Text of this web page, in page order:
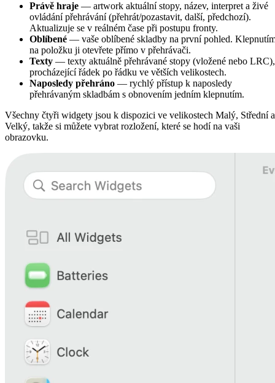
Právě hraje — artwork aktuální stopy, název, interpret a živé
ovládání přehrávání (přehrát/pozastavit, další, předchozí).
Aktualizuje se v reálném čase při postupu fronty.
Oblíbené — vaše oblíbené skladby na první pohled.
na položku ji otevřete přímo v přehrávači.
Texty — texty aktuálně přehrávané stopy (vložené nebo LRC),
procházející řádek po řádku ve větších velikostech.
Naposledy přehráno — rychlý přístup k naposledy
přehrávaným skladbám s obnovením jedním klepnutím.
Všechny čtyři widgety jsou k dispozici ve velikostech Malý, Střední a
Velký, takže si můžete vybrat rozložení, které se hodí na vaši
obrazovku.